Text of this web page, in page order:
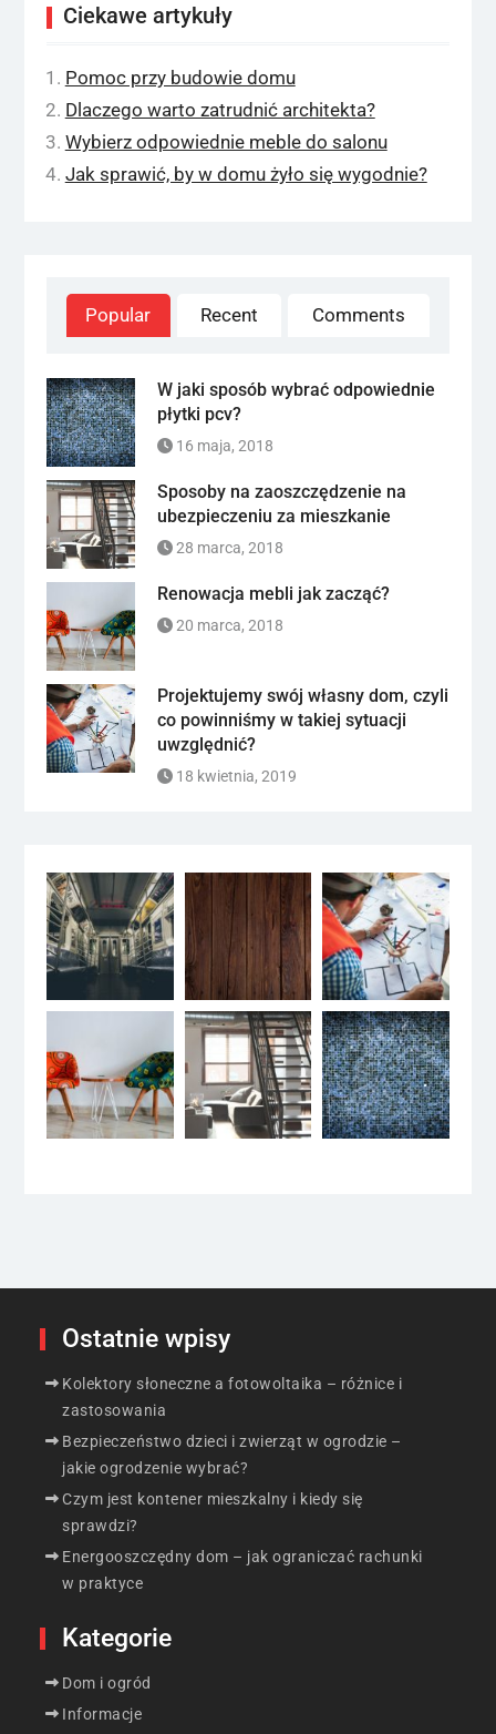
Ciekawe artykuły
Pomoc przy budowie domu
Dlaczego warto zatrudnić architekta?
Wybierz odpowiednie meble do salonu
Jak sprawić, by w domu żyło się wygodnie?
Popular Recent Comments
W jaki sposób wybrać odpowiednie
płytki pcv?
16 maja, 2018
Sposoby na zaoszczędzenie na
ubezpieczeniu za mieszkanie
28 marca, 2018
Renowacja mebli jak zacząć?
20 marca, 2018
Projektujemy swój własny dom, czyli
co powinniśmy w takiej sytuacji
uwzględnić?
18 kwietnia, 2019
Ostatnie wpisy
Kolektory słoneczne a fotowoltaika – różnice i
zastosowania
Bezpieczeństwo dzieci i zwierząt w ogrodzie –
jakie ogrodzenie wybrać?
Czym jest kontener mieszkalny i kiedy się
sprawdzi?
Energooszczędny dom – jak ograniczać rachunki
w praktyce
Kategorie
Dom i ogród
Informacje